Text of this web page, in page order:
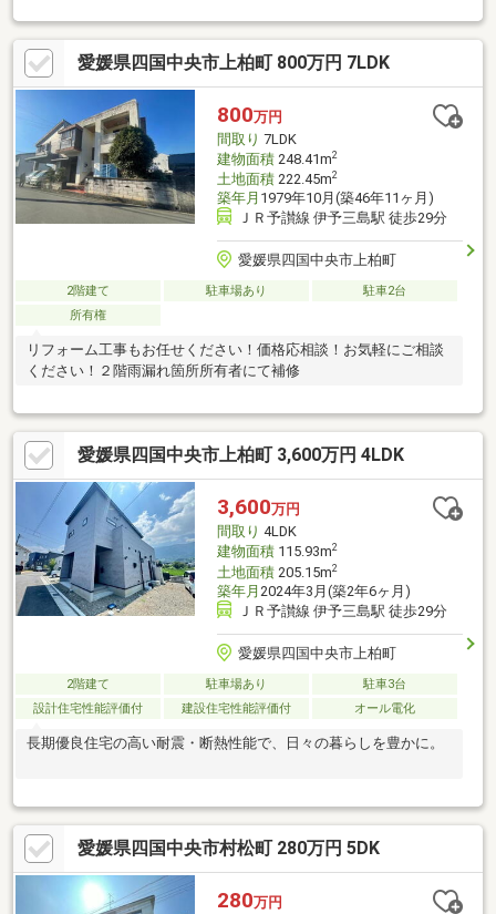
愛媛県四国中央市上柏町 800万円 7LDK
800万円
間取り 7LDK
建物面積248.41m2
土地面積222.45m2
築年月 1979年10月(築46年11ヶ月)
ＪＲ予讃線 伊予三島駅 徒歩29分
愛媛県四国中央市上柏町
2階建て 駐車場あり
駐車2台
所有権
リフォーム工事もお任せください！価格応相談！お気軽にご相談
ください！２階雨漏れ箇所所有者にて補修
愛媛県四国中央市上柏町 3,600万円 4LDK
3,600万円
間取り 4LDK
建物面積115.93m2
土地面積205.15m2
築年月 2024年3月(築2年6ヶ月)
ＪＲ予讃線 伊予三島駅 徒歩29分
愛媛県四国中央市上柏町
2階建て 駐車場あり
駐車3台
設計住宅性能評価付
建設住宅性能評価付 オール電化
長期優良住宅の高い耐震・断熱性能で、日々の暮らしを豊かに。
愛媛県四国中央市村松町 280万円 5DK
280万円